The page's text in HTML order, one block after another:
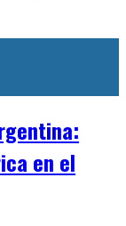
en el